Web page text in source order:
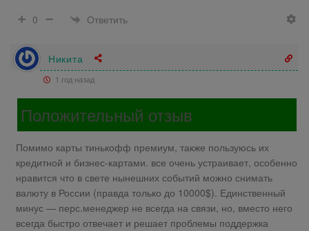
0
Ответить
Никита
1 год назад
Положительный отзыв
Помимо карты тинькофф премиум, также пользуюсь их
кредитной и бизнес-картами. все очень устраивает, особенно
нравится что в свете нынешних событий можно снимать
валюту в России (правда только до 10000$). Единственный
минус — перс.менеджер не всегда на связи, но, вместо него
всегда быстро отвечает и решает проблемы поддержка